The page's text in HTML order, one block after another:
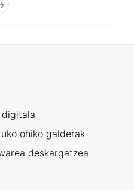
ohiko galderak
deskargatzea